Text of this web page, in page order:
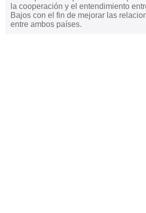
la cooperación y el entendimiento
Bajos con el fin de mejorar las
entre ambos países.